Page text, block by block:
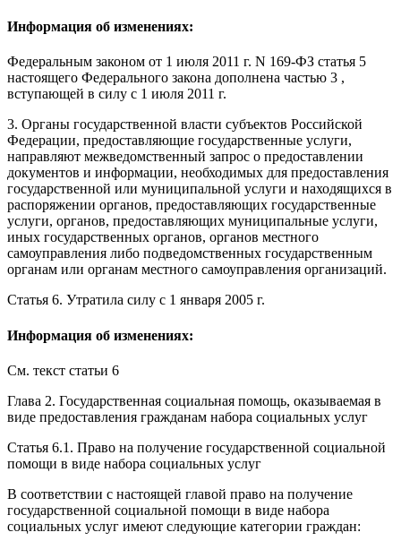
Информация об изменениях:
Федеральным законом от 1 июля 2011 г. N 169-ФЗ статья 5
настоящего Федерального закона дополнена частью 3 ,
вступающей в силу с 1 июля 2011 г.
3. Органы государственной власти субъектов Российской
Федерации, предоставляющие государственные услуги,
направляют межведомственный запрос о предоставлении
документов и информации, необходимых для предоставления
государственной или муниципальной услуги и находящихся в
распоряжении органов, предоставляющих государственные
услуги, органов, предоставляющих муниципальные услуги,
иных государственных органов, органов местного
самоуправления либо подведомственных государственным
органам или органам местного самоуправления организаций.
Статья 6. Утратила силу с 1 января 2005 г.
Информация об изменениях:
См. текст статьи 6
Глава 2. Государственная социальная помощь, оказываемая в
виде предоставления гражданам набора социальных услуг
Статья 6.1 . Право на получение государственной социальной
помощи в виде набора социальных услуг
В соответствии с настоящей главой право на получение
государственной социальной помощи в виде набора
социальных услуг имеют следующие категории граждан: